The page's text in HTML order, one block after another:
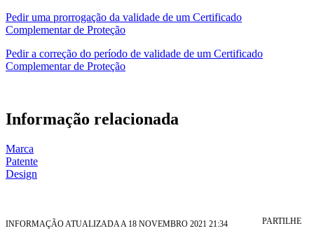
Pedir uma prorrogação da validade de um Certificado
Complementar de Proteção
Pedir a correção do período de validade de um Certificado
Complementar de Proteção
Informação relacionada
Marca
Patente
Design
INFORMAÇÃO ATUALIZADA A 18 NOVEMBRO 2021 21:34 PARTILHE